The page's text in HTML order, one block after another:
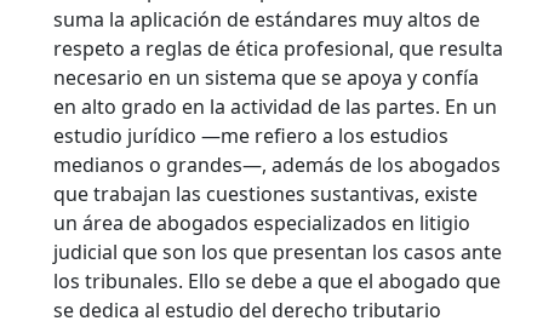
suma la aplicación de estándares muy altos de
respeto a reglas de ética profesional, que resulta
necesario en un sistema que se apoya y confía
en alto grado en la actividad de las partes. En un
estudio jurídico —me refiero a los estudios
medianos o grandes—, además de los abogados
que trabajan las cuestiones sustantivas, existe
un área de abogados especializados en litigio
judicial que son los que presentan los casos ante
los tribunales. Ello se debe a que el abogado que
se dedica al estudio del derecho tributario